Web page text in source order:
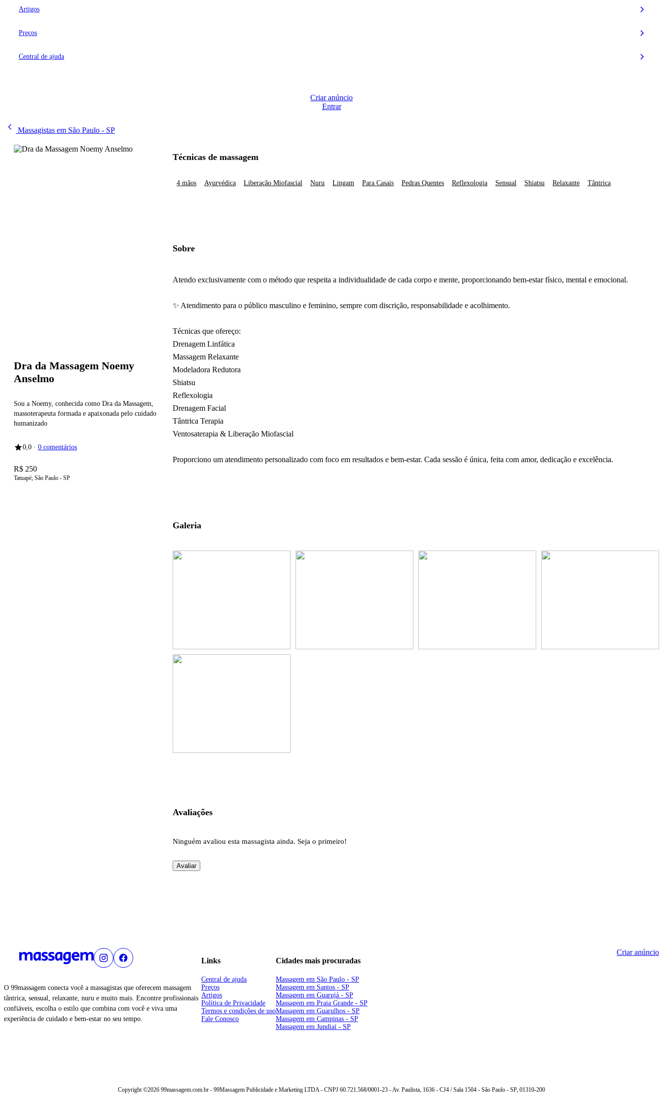
Artigos
Preços
Central de ajuda
Criar anúncio
Entrar
Massagistas em São Paulo - SP
Dra da Massagem Noemy
Anselmo
Sou a Noemy, conhecida como Dra da Massagem,
massoterapeuta formada e apaixonada pelo cuidado
humanizado
0,0 · 0 comentários
R$ 250
Tatuapé, São Paulo - SP
Técnicas de massagem
4 mãos Ayurvédica Liberação Miofascial Nuru Lingam Para Casais Pedras Quentes Reflexologia Sensual Shiatsu Relaxante Tântrica
Sobre
Atendo exclusivamente com o método que respeita a individualidade de cada corpo e mente, proporcionando bem-estar físico, mental e emocional.
✨ Atendimento para o público masculino e feminino, sempre com discrição, responsabilidade e acolhimento.
Técnicas que ofereço:
Drenagem Linfática
Massagem Relaxante
Modeladora Redutora
Shiatsu
Reflexologia
Drenagem Facial
Tântrica Terapia
Ventosaterapia & Liberação Miofascial
Proporciono um atendimento personalizado com foco em resultados e bem-estar. Cada sessão é única, feita com amor, dedicação e excelência.
Galeria
Avaliações
Ninguém avaliou esta massagista ainda. Seja o primeiro!
Avaliar
O 99massagem conecta você a massagistas que oferecem massagem
tântrica, sensual, relaxante, nuru e muito mais. Encontre profissionais
confiáveis, escolha o estilo que combina com você e viva uma
experiência de cuidado e bem-estar no seu tempo.
Links
Central de ajuda
Preços
Artigos
Política de Privacidade
Termos e condições de uso
Fale Conosco
Cidades mais procuradas
Massagem em São Paulo - SP
Massagem em Santos - SP
Massagem em Guarujá - SP
Massagem em Praia Grande - SP
Massagem em Guarulhos - SP
Massagem em Campinas - SP
Massagem em Jundiaí - SP
Criar anúncio
Copyright ©2026 99massagem.com.br - 99Massagem Publicidade e Marketing LTDA - CNPJ 60.721.568/0001-23 - Av. Paulista, 1636 - CJ4 / Sala 1504 - São Paulo - SP, 01310-200